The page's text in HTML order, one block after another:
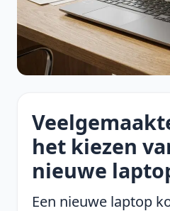
het kiezen
nieuwe
Een nieuwe laptop